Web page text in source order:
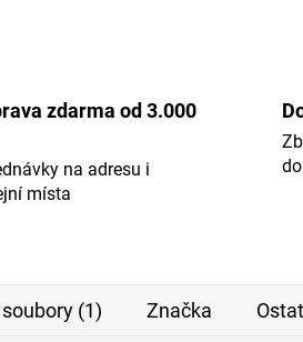
zdarma od 3.000
na adresu i
místa
(1) Značka